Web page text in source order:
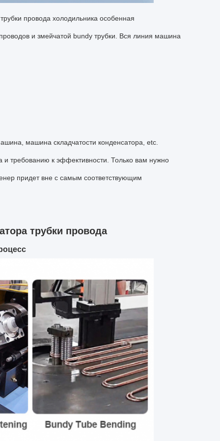
провода холодильника особенная
и змейчатой bundy трубки. Вся линия машина
машина складчатости конденсатора, etc.
требованию к эффективности. Только вам нужно
придет вне с самым соответствующим
трубки провода